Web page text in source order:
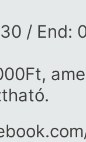
/ End: